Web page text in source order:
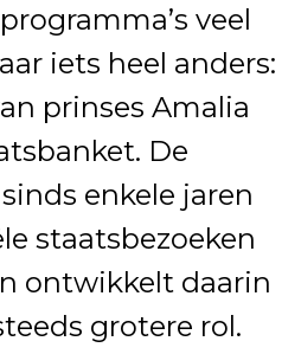
veel
iets heel anders:
prinses Amalia
De
enkele jaren
staatsbezoeken
ontwikkelt daarin
grotere rol.